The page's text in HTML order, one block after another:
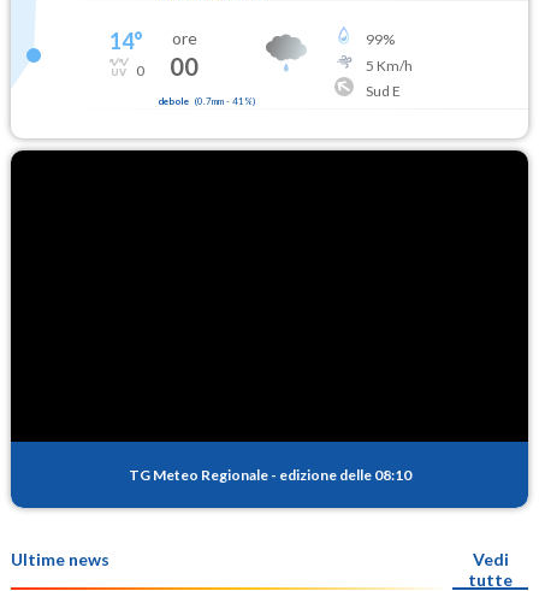
14°
0
ore
00
debole (0.7mm- 41 %)
99%
5 Km/h
Sud E
TG Meteo Regionale - edizione delle 08:10
Ultime news
Vedi
tutte